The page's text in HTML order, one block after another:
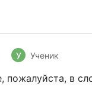
У Ученик
в